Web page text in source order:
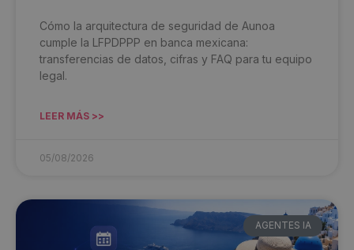
Cómo la arquitectura de seguridad de Aunoa
cumple la LFPDPPP en banca mexicana:
transferencias de datos, cifras y FAQ para tu equipo
legal.
LEER MÁS >>
05/08/2026
AGENTES IA